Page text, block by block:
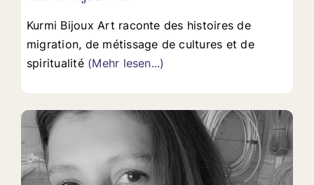
Kurmi Bijoux Art raconte des histoires de
migration, de métissage de cultures et de
spiritualité (Mehr lesen...)